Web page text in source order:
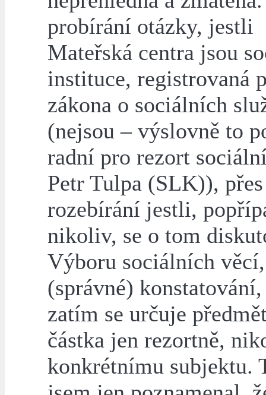
probírání otázky, jestli
Mateřská centra jsou
instituce, registrovaná
zákona o sociálních
(nejsou – výslovně to
radní pro rezort
Petr Tulpa (SLK)), přes
rozebírání jestli,
nikoliv, se o tom
Výboru sociálních
(správné) konstatování,
zatím se určuje
částka jen rezortně,
konkrétnímu subjektu.